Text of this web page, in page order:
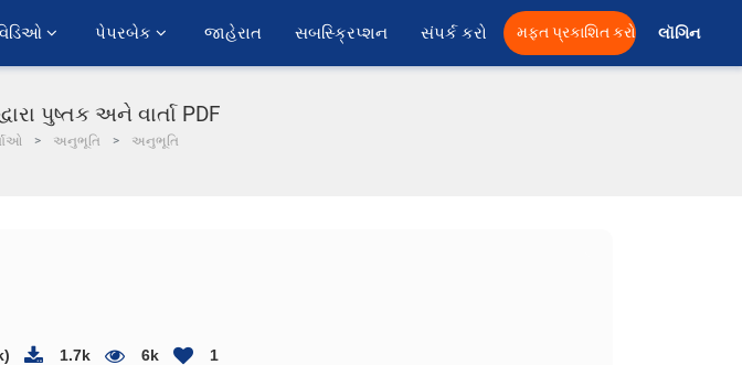
પેપરબેક જાહેરાત સબસ્ક્રિપ્શન સંપર્ક કરો મફત પ્રકાશિત કરો લૉગિન
પુષ્તક અને વાર્તા PDF
અનુભૂતિ અનુભૂતિ
1.7k 6k 1